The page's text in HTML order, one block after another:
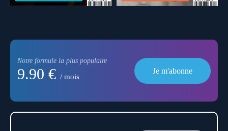
Notre formule la plus populaire
9.90 € / mois
Je m'abonne